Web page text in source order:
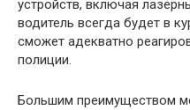
устройств, включая
водитель всегда будет в
сможет адекватно
полиции.
Большим преимуществом